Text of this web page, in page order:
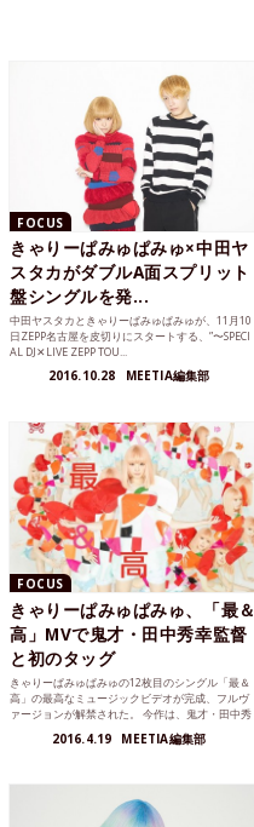
FOCUS
きゃりーぱみゅぱみゅ×中田ヤ
スタカがダブルA面スプリット
盤シングルを発...
中田ヤスタカときゃりーぱみゅぱみゅが、11月10
日ZEPP名古屋を皮切りにスタートする、”〜SPECI
AL DJ✕LIVE ZEPP TOU...
2016.10.28 MEETIA編集部
FOCUS
きゃりーぱみゅぱみゅ、「最＆
高」MVで鬼才・田中秀幸監督
と初のタッグ
きゃりーぱみゅぱみゅの12枚目のシングル「最＆
高」の最高なミュージックビデオが完成、フルヴ
ァージョンが解禁された。 今作は、鬼才・田中秀
2016.4.19 MEETIA編集部